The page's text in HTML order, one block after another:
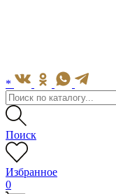
*
Поиск
Избранное
0